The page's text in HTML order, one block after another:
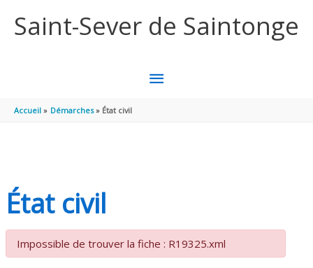
Saint-Sever de Saintonge
MENU
Accueil Démarches État civil
État civil
Impossible de trouver la fiche : R19325.xml